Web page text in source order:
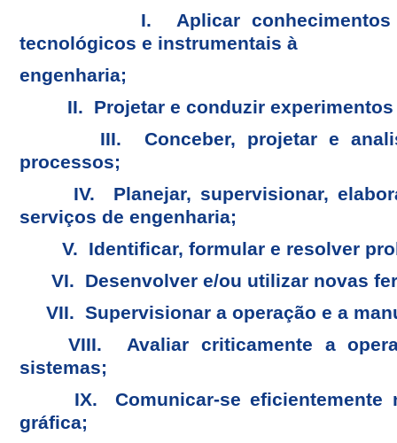
I. Aplicar conhecimentos
tecnológicos e instrumentais à
engenharia;
II. Projetar e conduzir experimentos
III. Conceber, projetar e
processos;
IV. Planejar, supervisionar,
serviços de engenharia;
V. Identificar, formular e resolver
VI. Desenvolver e/ou utilizar novas
VII. Supervisionar a operação e a
VIII. Avaliar criticamente a
sistemas;
IX. Comunicar-se eficientemente
gráfica;